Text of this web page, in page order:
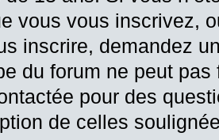
vous vous inscrivez,
inscrire, demandez
du forum ne peut
pour des
de celles